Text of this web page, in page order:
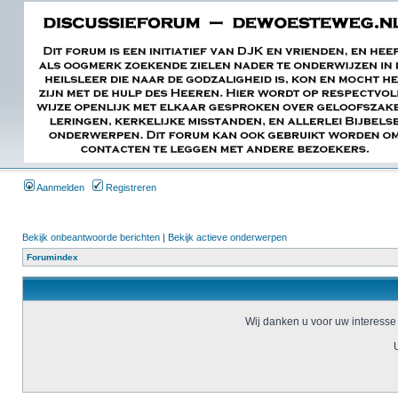
Aanmelden Registreren
Bekijk onbeantwoorde berichten | Bekijk actieve onderwerpen
Forumindex
Wij danken u voor uw